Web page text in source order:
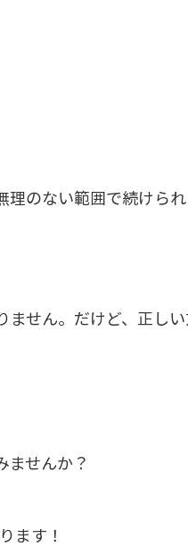
理のない範囲で続けら
せん。だけど、正し
ませんか？
ます！